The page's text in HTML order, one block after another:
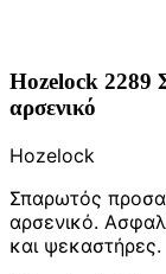
Hozelock 2289
αρσενικό
Hozelock
Σπαρωτός
αρσενικό.
και ψεκαστήρες.